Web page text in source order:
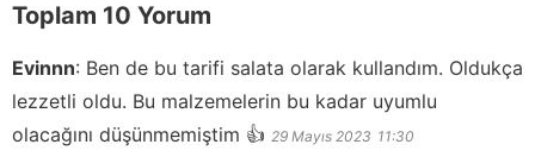
Toplam 10 Yorum
Evinnn: Ben de bu tarifi salata olarak kullandım. Oldukça
lezzetli oldu. Bu malzemelerin bu kadar uyumlu
olacağını düşünmemiştim 👍 29 Mayıs 2023 11:30